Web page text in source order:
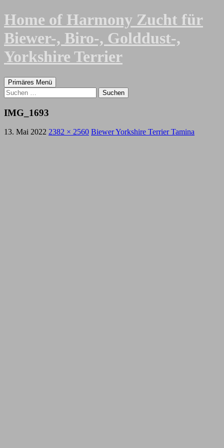
Zum
Inhalt
springen
Home of Harmony Zucht für
Biewer-, Biro-, Golddust-,
Yorkshire Terrier
Suchen
Primäres Menü
Suchen
nach:
IMG_1693
13. Mai 2022 2382 × 2560 Biewer Yorkshire Terrier Tamina